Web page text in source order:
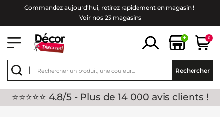
Commandez aujourd'hui, retirez rapidement en magasin !
Voir nos 23 magasins
+ 0
Rechercher
⭐⭐⭐⭐⭐ 4.8/5 - Plus de 14 000 avis clients !